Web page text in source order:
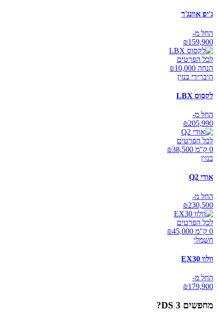
ג'יפ אוונג'ר
החל מ-
₪159,900
לכל הפרטים
הנחה ₪ 10,000
היברידי בנזין
לקסוס LBX
החל מ-
₪205,990
לכל הפרטים
0 ק"מ ₪
38,500
בנזין
אודי Q2
החל מ-
₪230,500
לכל הפרטים
0 ק"מ ₪
45,000
חשמלי
וולוו EX30
החל מ-
₪179,900
מחפשים DS 3
?